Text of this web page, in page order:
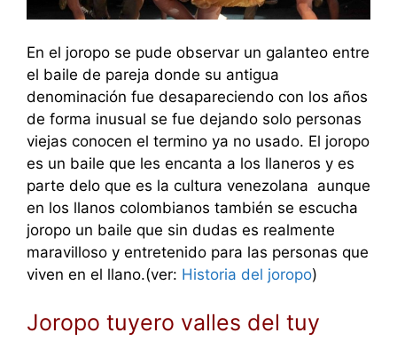
En el joropo se pude observar un galanteo entre
el baile de pareja donde su antigua
denominación fue desapareciendo con los años
de forma inusual se fue dejando solo personas
viejas conocen el termino ya no usado. El joropo
es un baile que les encanta a los llaneros y es
parte delo que es la cultura venezolana aunque
en los llanos colombianos también se escucha
joropo un baile que sin dudas es realmente
maravilloso y entretenido para las personas que
viven en el llano.(ver: Historia del joropo)
Joropo tuyero valles del tuy